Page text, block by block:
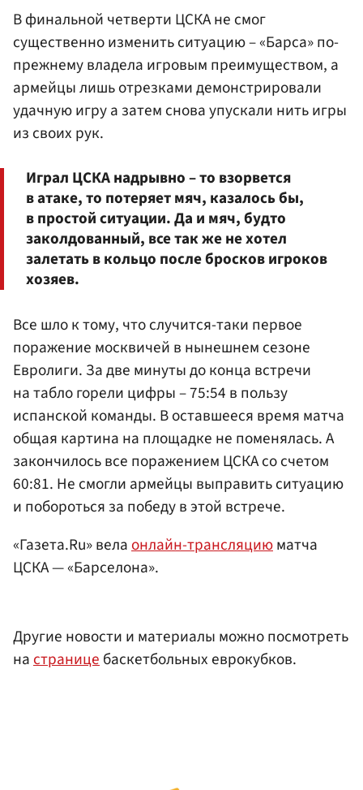
В финальной четверти ЦСКА не смог
существенно изменить ситуацию – «Барса» по-
прежнему владела игровым преимуществом, а
армейцы лишь отрезками демонстрировали
удачную игру а затем снова упускали нить игры
из своих рук.
Играл ЦСКА надрывно – то взорвется
в атаке, то потеряет мяч, казалось бы,
в простой ситуации. Да и мяч, будто
заколдованный, все так же не хотел
залетать в кольцо после бросков игроков
хозяев.
Все шло к тому, что случится-таки первое
поражение москвичей в нынешнем сезоне
Евролиги. За две минуты до конца встречи
на табло горели цифры – 75:54 в пользу
испанской команды. В оставшееся время матча
общая картина на площадке не поменялась. А
закончилось все поражением ЦСКА со счетом
60:81. Не смогли армейцы выправить ситуацию
и побороться за победу в этой встрече.
«Газета.Ru» велаонлайн-трансляциюматча
ЦСКА — «Барселона».
Другие новости и материалы можно посмотреть
настраницебаскетбольных еврокубков.